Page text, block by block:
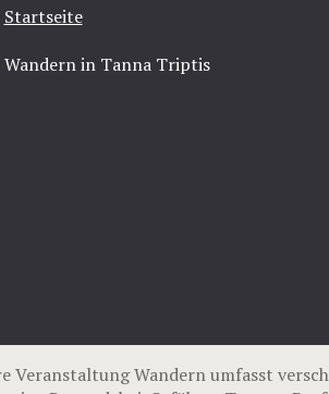
Startseite
Wandern in Tanna Triptis
Wandern umfasst